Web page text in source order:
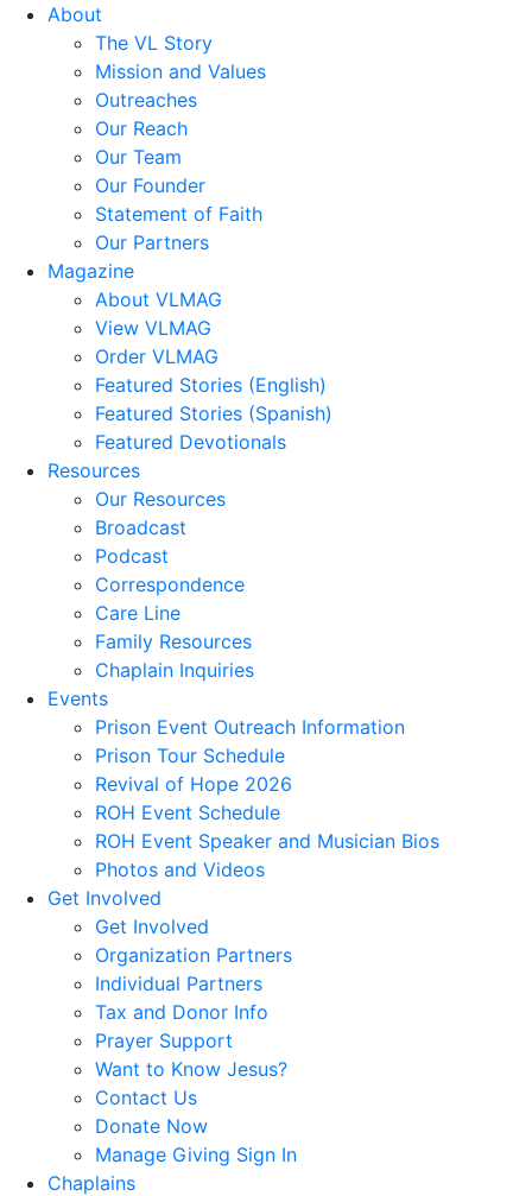
About
The VL Story
Mission and Values
Outreaches
Our Reach
Our Team
Our Founder
Statement of Faith
Our Partners
Magazine
About VLMAG
View VLMAG
Order VLMAG
Featured Stories (English)
Featured Stories (Spanish)
Featured Devotionals
Resources
Our Resources
Broadcast
Podcast
Correspondence
Care Line
Family Resources
Chaplain Inquiries
Events
Prison Event Outreach Information
Prison Tour Schedule
Revival of Hope 2026
ROH Event Schedule
ROH Event Speaker and Musician Bios
Photos and Videos
Get Involved
Get Involved
Organization Partners
Individual Partners
Tax and Donor Info
Prayer Support
Want to Know Jesus?
Contact Us
Donate Now
Manage Giving Sign In
Chaplains